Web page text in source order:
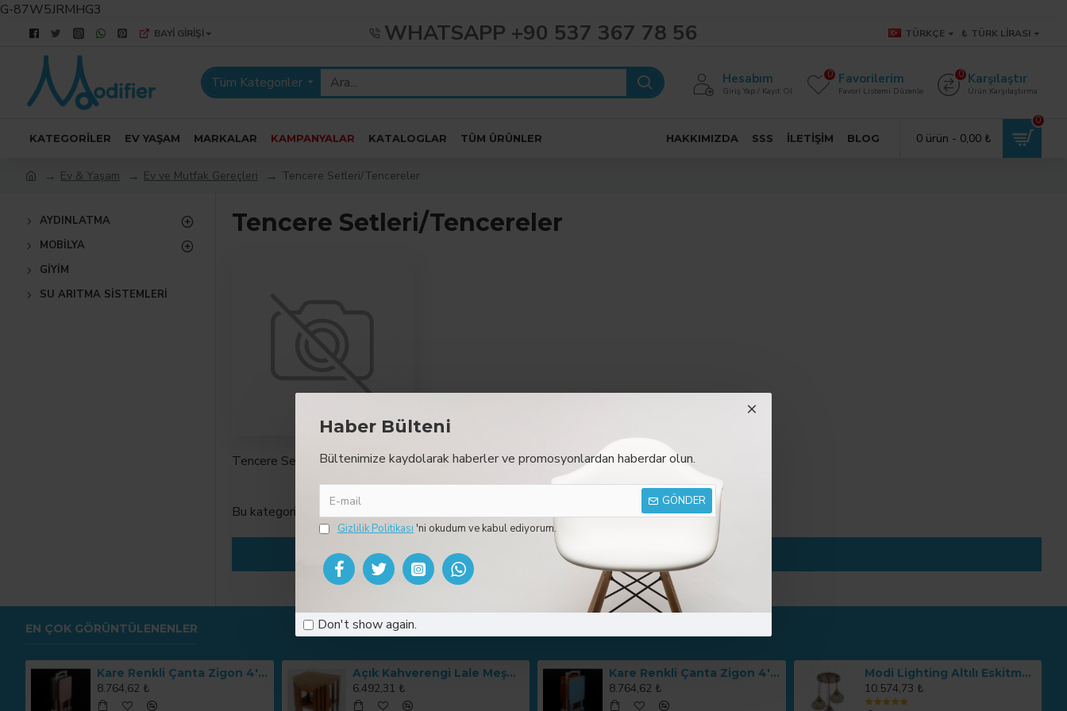
G-87W5JRMHG3
Haber Bülteni
Bültenimize kaydolarak haberler ve promosyonlardan haberdar olun.
GÖNDER
Gizlilik Politikası 'ni okudum ve kabul ediyorum.
Don't show again.
BAYI GIRIŞI WHATSAPP +90 537 367 78 56 TÜRKÇE ₺ TÜRK LIRASI
Tüm Kategoriler Hesabım
Giriş Yap / Kayıt Ol
Favorilerim
Favori Listemi Düzenle
0 Karşılaştır
Ürün Karşılaştırma
0
KATEGORILER EV YAŞAM MARKALAR KAMPANYALAR KATALOGLAR TÜM ÜRÜNLER HAKKIMIZDA SSS İLETIŞIM BLOG 0 ürün - 0,00 ₺
0
Ev & Yaşam Ev ve Mutfak Gereçleri Tencere Setleri/Tencereler
AYDINLATMA
MOBILYA
GIYIM
SU ARITMA SISTEMLERI
Tencere Setleri/Tencereler
Tencere Setleri/Tencereler
Bu kategoride ürün bulunamadı.
EN ÇOK GÖRÜNTÜLENENLER
Kare Renkli Çanta Zigon 4'lü Sehpa Takımı MOD-OA-A167
8.764,62 ₺
Açık Kahverengi Lale Meşe Zigon 4'lü Sehpa Takımı MOD-OA-A151
6.492,31 ₺
Kare Renkli Çanta Zigon 4'lü Sehpa Takımı MOD-OA-A166
8.764,62 ₺
Modi Lighting Altılı Eskitme Osmanlı Sarkıt Avize Mod-Av-4466-3es
10.574,73 ₺